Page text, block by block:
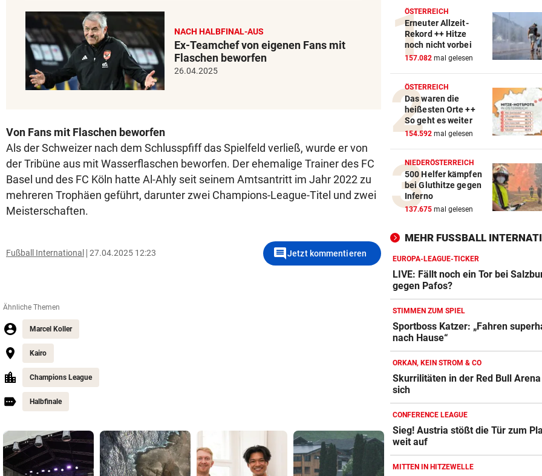
NACH HALBFINAL-AUS
Ex-Teamchef von eigenen Fans mit
Flaschen beworfen
26.04.2025
Von Fans mit Flaschen beworfen
Als der Schweizer nach dem Schlusspfiff das Spielfeld verließ, wurde er von
der Tribüne aus mit Wasserflaschen beworfen. Der ehemalige Trainer des FC
Basel und des FC Köln hatte Al-Ahly seit seinem Amtsantritt im Jahr 2022 zu
mehreren Trophäen geführt, darunter zwei Champions-League-Titel und zwei
Meisterschaften.
Fußball International 27.04.2025 12:23 commentJetzt kommentieren
Ähnliche Themen
Marcel Koller
Kairo
Champions League
Halbfinale
ÖSTERREICH
Erneuter Allzeit-
Rekord ++ Hitze
noch nicht vorbei
157.082 mal gelesen
ÖSTERREICH
Das waren die
heißesten Orte ++
So geht es weiter
154.592 mal gelesen
NIEDERÖSTERREICH
500 Helfer kämpfen
bei Gluthitze gegen
Inferno
137.675 mal gelesen
MEHR FUSSBALL
EUROPA-LEAGUE-TICKER
LIVE: Fällt noch ein Tor bei
gegen Pafos?
STIMMEN ZUM SPIEL
Sportboss Katzer: „Fahren
nach Hause“
ORKAN, KEIN STROM & CO
Skurrilitäten in der Red Bull
sich
CONFERENCE LEAGUE
Sieg! Austria stößt die Tür zum
weit auf
MITTEN IN HITZEWELLE